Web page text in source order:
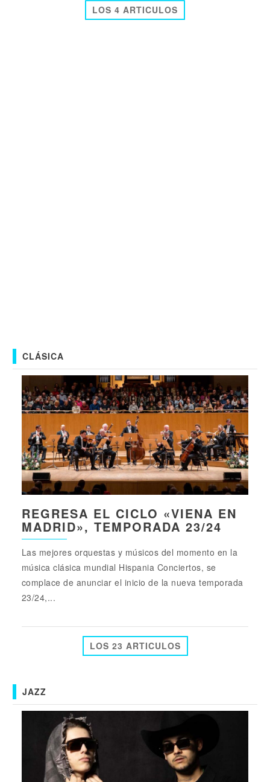
LOS 4 ARTICULOS
CLÁSICA
REGRESA EL CICLO «VIENA EN
MADRID», TEMPORADA 23/24
Las mejores orquestas y músicos del momento en la
música clásica mundial Hispania Conciertos, se
complace de anunciar el inicio de la nueva temporada
23/24,...
LOS 23 ARTICULOS
JAZZ